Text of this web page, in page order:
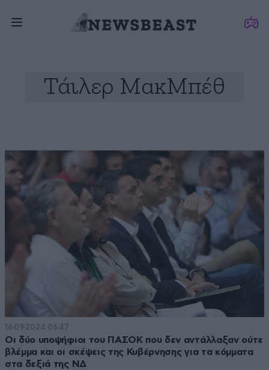
Τάιλερ ΜακΜπέθ
16·09·2024 06:47
Οι δύο υποψήφιοι του ΠΑΣΟΚ που δεν αντάλλαξαν ούτε
βλέμμα και οι σκέψεις της Κυβέρνησης για τα κόμματα
στα δεξιά της ΝΔ